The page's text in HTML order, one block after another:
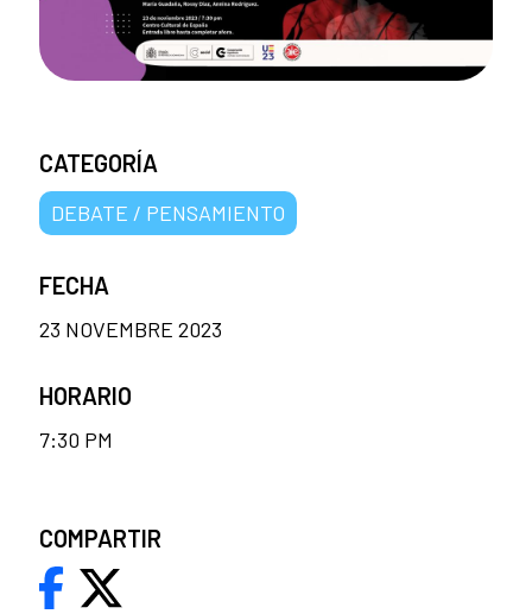
CATEGORÍA
DEBATE / PENSAMIENTO
FECHA
23 NOVEMBRE 2023
HORARIO
7:30 PM
COMPARTIR